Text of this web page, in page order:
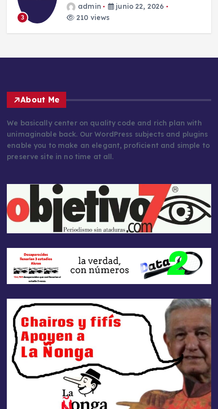
3
admin
junio 22, 2026
210 views
About Me
We basically center on quality code and rich plan with
unimaginable back. Our WordPress subjects and plugins
enable you to make an elegant, proficient and simple to
preserve site in no time at all.